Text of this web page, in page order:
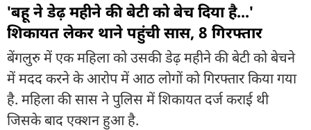
'बहू ने डेढ़ महीने की बेटी को बेच दिया है...'
शिकायत लेकर थाने पहुंची सास, 8 गिरफ्तार
बेंगलुरु में एक महिला को उसकी डेढ़ महीने की बेटी को बेचने
में मदद करने के आरोप में आठ लोगों को गिरफ्तार किया गया
है. महिला की सास ने पुलिस में शिकायत दर्ज कराई थी
जिसके बाद एक्शन हुआ है.